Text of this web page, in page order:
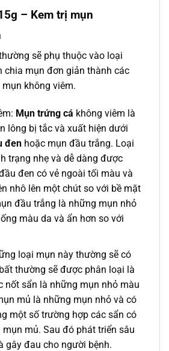
– Kem trị mụn
sẽ phụ thuộc vào loại
chia mụn đơn giản thành các
không viêm.
Mụn trứng cá không viêm là
lông bị tắc và xuất hiện dưới
đenhoặc mụn đầu trắng. Loại
trạng nhẹ và dễ dàng được
đen có vẻ ngoài tối màu và
nhô lên một chút so với bề mặt
đầu trắng là những mụn nhỏ
màu da và ẩn hơn so với
loại mụn này thường sẽ có
thường sẽ được phân loại là
nốt sẩn là những mụn nhỏ màu
mủ là những mụn nhỏ và có
một số trường hợp các sẩn có
mủ. Sau đó phát triển sâu
gây đau cho người bệnh.